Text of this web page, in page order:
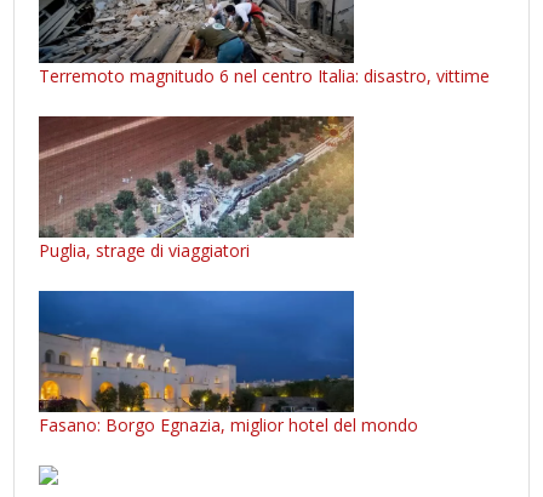
Terremoto magnitudo 6 nel centro Italia: disastro, vittime
Puglia, strage di viaggiatori
Fasano: Borgo Egnazia, miglior hotel del mondo